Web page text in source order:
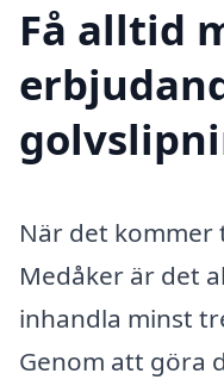
Få alltid
När det kommer
Medåker är det
inhandla minst
Genom att göra